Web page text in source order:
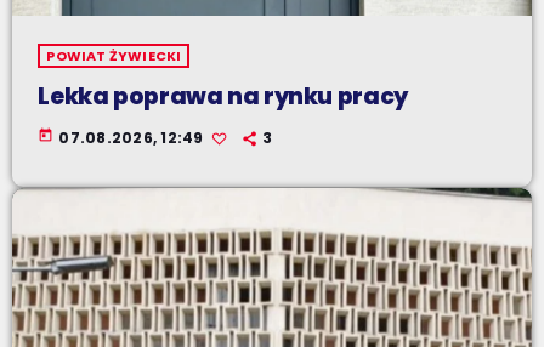
POWIAT ŻYWIECKI
Lekka poprawa na rynku pracy
today 07.08.2026, 12:49 3